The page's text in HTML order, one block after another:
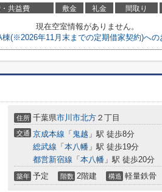
共益費 敷金 礼金 間取り
現在空室情報がありません。
(※2026年11月末までの定期借家契約)への
住所 千葉県市川市北方 ２丁目
交通 京成本線 「 鬼越 」駅 徒歩8分
総武線 「 本八幡 」駅 徒歩19分
都営新宿線 「 本八幡 」駅 徒歩20分
築年 予定 階数 2階建 構造 軽量鉄骨